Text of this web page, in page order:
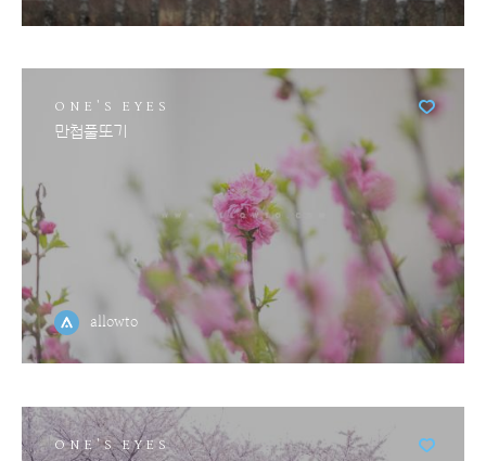
ONE'S EYES
만첩풀또기
allowto
ONE'S EYES